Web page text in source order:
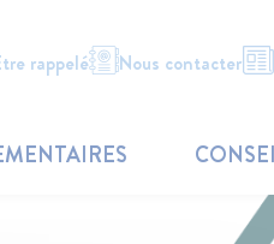
rappelé Nous contacter